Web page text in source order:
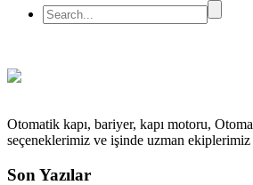
Otomatik kapı, bariyer, kapı motoru,
seçeneklerimiz ve işinde uzman
Son Yazılar